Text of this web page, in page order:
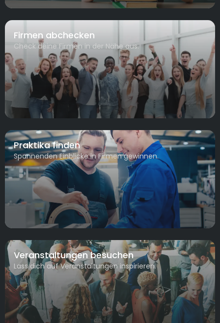
Firmen abchecken
Check deine Firmen in der Nähe aus.
Praktika finden
Spannenden Einblicke in Firmen gewinnen.
Veranstaltungen besuchen
Lass dich auf Veranstaltungen inspirieren.